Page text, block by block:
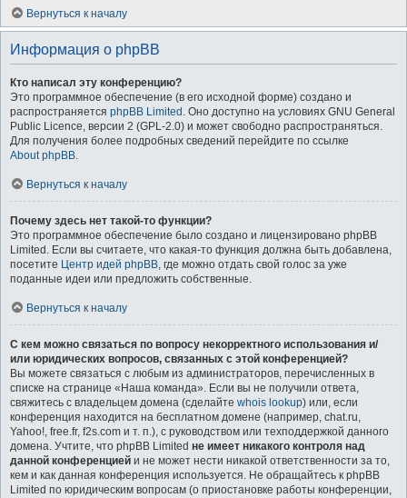
Вернуться к началу
Информация о phpBB
Кто написал эту конференцию?
Это программное обеспечение (в его исходной форме) создано и
распространяется phpBB Limited . Оно доступно на условиях GNU General
Public Licence, версии 2 (GPL-2.0) и может свободно распространяться.
Для получения более подробных сведений перейдите по ссылке
About phpBB.
Вернуться к началу
Почему здесь нет такой-то функции?
Это программное обеспечение было создано и лицензировано phpBB
Limited. Если вы считаете, что какая-то функция должна быть добавлена,
посетите Центр идей phpBB, где можно отдать свой голос за уже
поданные идеи или предложить собственные.
Вернуться к началу
С кем можно связаться по вопросу некорректного использования и/
или юридических вопросов, связанных с этой конференцией?
Вы можете связаться с любым из администраторов, перечисленных в
списке на странице «Наша команда». Если вы не получили ответа,
свяжитесь с владельцем домена (сделайте whois lookup) или, если
конференция находится на бесплатном домене (например, chat.ru,
Yahoo!, free.fr, f2s.com и т. п.), с руководством или техподдержкой данного
домена. Учтите, что phpBB Limited не имеет никакого контроля над
данной конференцией и не может нести никакой ответственности за то,
кем и как данная конференция используется. Не обращайтесь к phpBB
Limited по юридическим вопросам (о приостановке работы конференции,